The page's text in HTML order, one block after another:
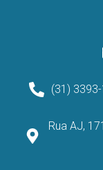
(31)
Rua AJ,